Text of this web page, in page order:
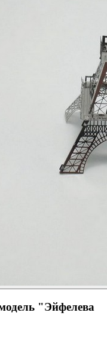
"Эйфелева